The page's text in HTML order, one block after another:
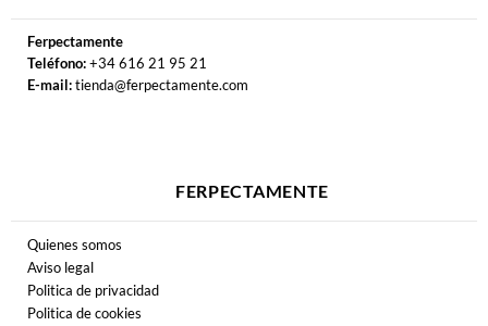
Ferpectamente
Teléfono:+34 616 21 95 21
E-mail:tienda@ferpectamente.com
FERPECTAMENTE
Quienes somos
Aviso legal
Politica de privacidad
Politica de cookies